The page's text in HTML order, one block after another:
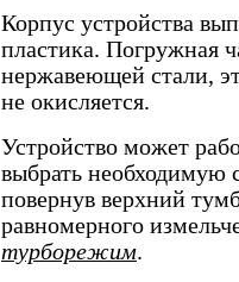
Корпус устройства
пластика. Погружная
нержавеющей стали,
не окисляется.
Устройство может
выбрать необходимую
повернув верхний
равномерного
турборежим.